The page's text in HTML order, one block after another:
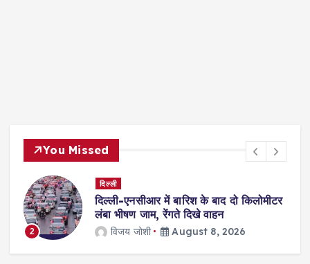
You Missed
अमरनाथ यात्रा- अब अगले साल बाबा बर्फानी
देंगे दर्शन, 20 दिन पहले लगी यात्रा पर रोक
jagmohan kholiya